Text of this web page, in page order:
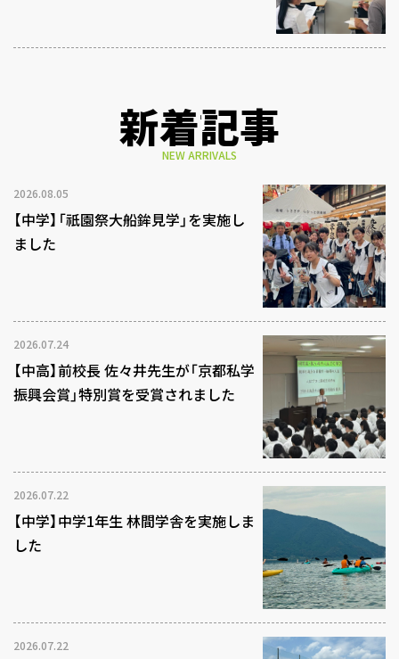
新着記事
NEW ARRIVALS
2026.08.05
【中学】「祇園祭大船鉾見学」を実施し
ました
2026.07.24
【中高】前校長 佐々井先生が「京都私学
振興会賞」特別賞を受賞されました
2026.07.22
【中学】中学1年生 林間学舎を実施しま
した
2026.07.22